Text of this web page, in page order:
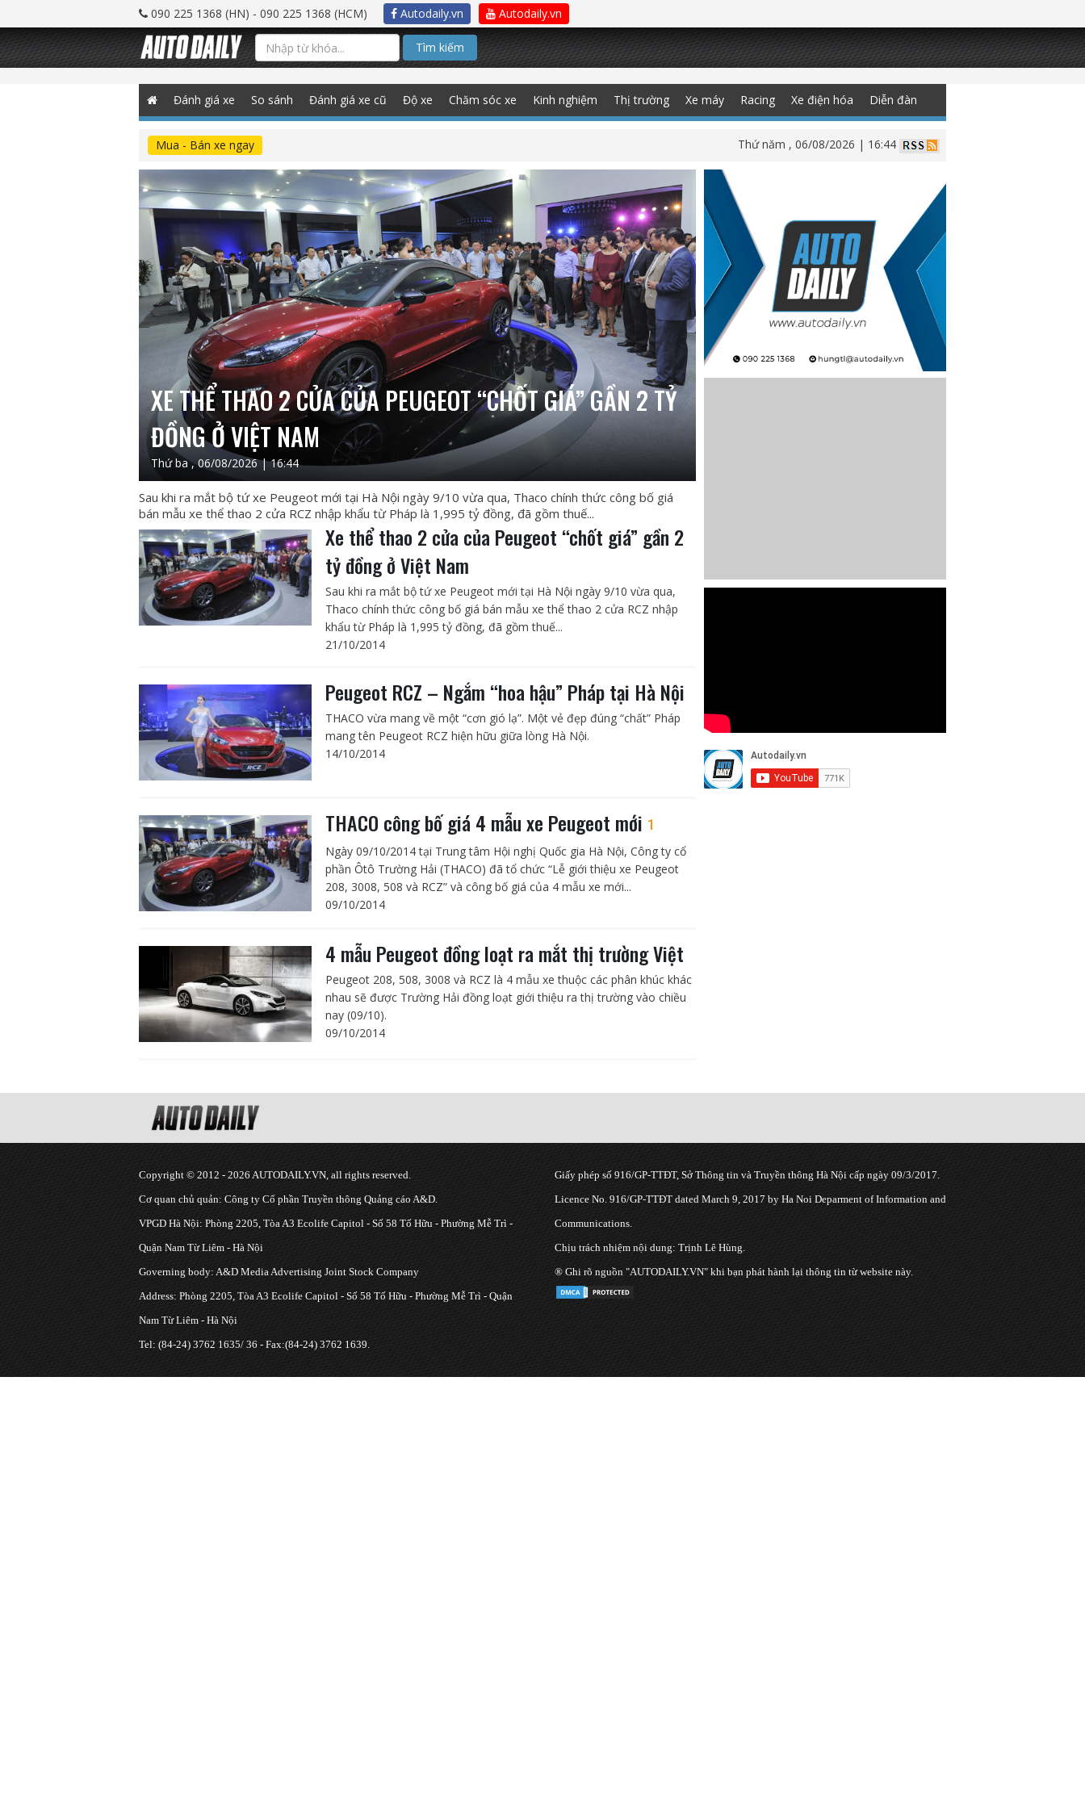
090 225 1368 (HN) - 090 225 1368 (HCM) Autodaily.vn Autodaily.vn
Tìm kiếm
Đánh giá xe So sánh Đánh giá xe cũ Độ xe Chăm sóc xe Kinh nghiệm Thị trường Xe máy Racing Xe điện hóa Diễn đàn
Mua - Bán xe ngay Thứ năm , 06/08/2026 | 16:44
XE THỂ THAO 2 CỬA CỦA PEUGEOT “CHỐT GIÁ” GẦN 2 TỶ
ĐỒNG Ở VIỆT NAM
Thứ ba , 06/08/2026 | 16:44
Sau khi ra mắt bộ tứ xe Peugeot mới tại Hà Nội ngày 9/10 vừa qua, Thaco chính thức công bố giá
bán mẫu xe thể thao 2 cửa RCZ nhập khẩu từ Pháp là 1,995 tỷ đồng, đã gồm thuế...
Xe thể thao 2 cửa của Peugeot “chốt giá” gần 2
tỷ đồng ở Việt Nam
Sau khi ra mắt bộ tứ xe Peugeot mới tại Hà Nội ngày 9/10 vừa qua,
Thaco chính thức công bố giá bán mẫu xe thể thao 2 cửa RCZ nhập
khẩu từ Pháp là 1,995 tỷ đồng, đã gồm thuế...
21/10/2014
Peugeot RCZ – Ngắm “hoa hậu” Pháp tại Hà Nội
THACO vừa mang về một “cơn gió lạ”. Một vẻ đẹp đúng “chất” Pháp
mang tên Peugeot RCZ hiện hữu giữa lòng Hà Nội.
14/10/2014
THACO công bố giá 4 mẫu xe Peugeot mới 1
Ngày 09/10/2014 tại Trung tâm Hội nghị Quốc gia Hà Nội, Công ty cổ
phần Ôtô Trường Hải (THACO) đã tổ chức “Lễ giới thiệu xe Peugeot
208, 3008, 508 và RCZ” và công bố giá của 4 mẫu xe mới...
09/10/2014
4 mẫu Peugeot đồng loạt ra mắt thị trường Việt
Peugeot 208, 508, 3008 và RCZ là 4 mẫu xe thuộc các phân khúc khác
nhau sẽ được Trường Hải đồng loạt giới thiệu ra thị trường vào chiều
nay (09/10).
09/10/2014
Copyright © 2012 - 2026 AUTODAILY.VN, all rights reserved.
Cơ quan chủ quản: Công ty Cổ phần Truyền thông Quảng cáo A&D.
VPGD Hà Nội: Phòng 2205, Tòa A3 Ecolife Capitol - Số 58 Tố Hữu - Phường Mễ Trì -
Quận Nam Từ Liêm - Hà Nội
Governing body: A&D Media Advertising Joint Stock Company
Address: Phòng 2205, Tòa A3 Ecolife Capitol - Số 58 Tố Hữu - Phường Mễ Trì - Quận
Nam Từ Liêm - Hà Nội
Tel: (84-24) 3762 1635/ 36 - Fax:(84-24) 3762 1639.
Giấy phép số 916/GP-TTĐT, Sở Thông tin và Truyền thông Hà Nội cấp ngày 09/3/2017.
Licence No. 916/GP-TTĐT dated March 9, 2017 by Ha Noi Deparment of Information and
Communications.
Chịu trách nhiệm nội dung: Trịnh Lê Hùng.
® Ghi rõ nguồn "AUTODAILY.VN" khi bạn phát hành lại thông tin từ website này.